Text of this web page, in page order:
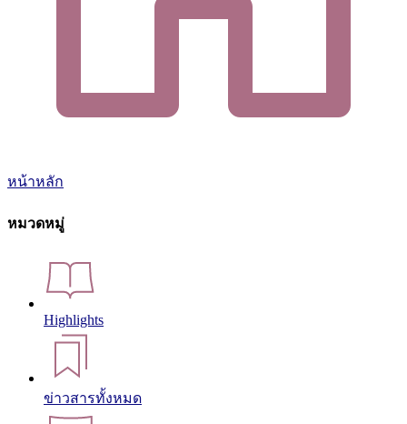
หน้าหลัก
หมวดหมู่
Highlights
ข่าวสารทั้งหมด